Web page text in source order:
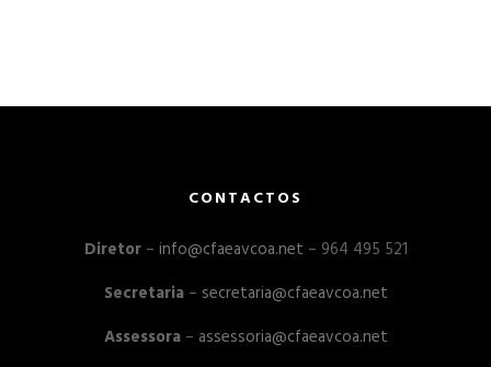
CONTACTOS
Diretor– info@cfaeavcoa.net – 964 495 521
Secretaria– secretaria@cfaeavcoa.net
Assessora– assessoria@cfaeavcoa.net